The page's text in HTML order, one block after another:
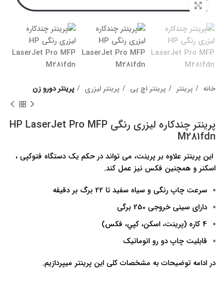
خانه پرینتر پرینتر اچ پی پرینتر لیزری پرینتر دورو زن
پرینتر چندکاره لیزری رنگی HP LaserJet Pro MFP
M281fdn
این پرینتر علاوه بر پرینت، می تواند در حکم یک دستگاه فتوکپی ،
اسکنر و همچنین فکس نیز عمل کند.
سرعت چاپ رنگی و سیاه سفید تا 22 برگ بر دقیقه
دارای سینی خروجی 250 برگی
4 کاره (پرينت، اسکن، کپي، فکس)
قابلیت چاپ دو رو اتوماتیک
در ادامه توضیحات به مشخصات کلی این پرینتر میپردازیم.